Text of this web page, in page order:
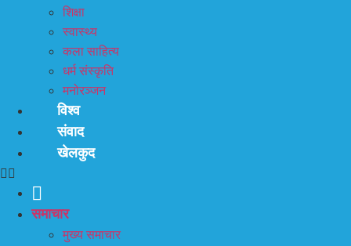
शिक्षा
स्वास्थ्य
कला साहित्य
धर्म संस्कृति
मनोरञ्जन
विश्व
संवाद
खेलकुद
समाचार
मुख्य समाचार